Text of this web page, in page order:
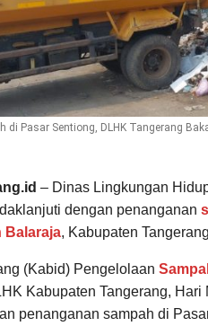
di Pasar Sentiong, DLHK Tangerang
– Dinas Lingkungan
dengan penanganan
Balaraja, Kabupaten
(Kabid) Pengelolaan
Kabupaten Tangerang,
penanganan sampah di